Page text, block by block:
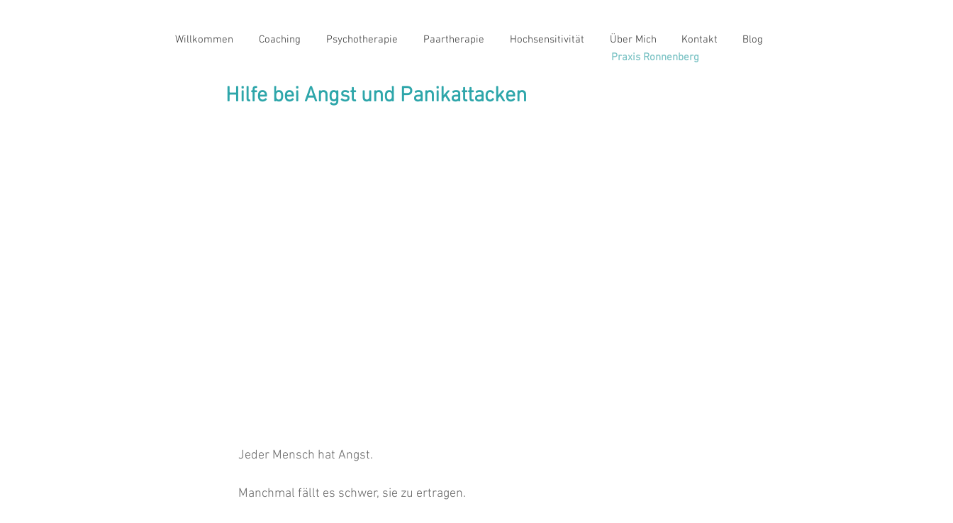
Willkommen Coaching Psychotherapie Paartherapie Hochsensitivität Über Mich Kontakt
Blog
Praxis Ronnenberg
Hilfe bei Angst und Panikattacken
Jeder Mensch hat Angst.
Manchmal fällt es schwer, sie zu ertragen.